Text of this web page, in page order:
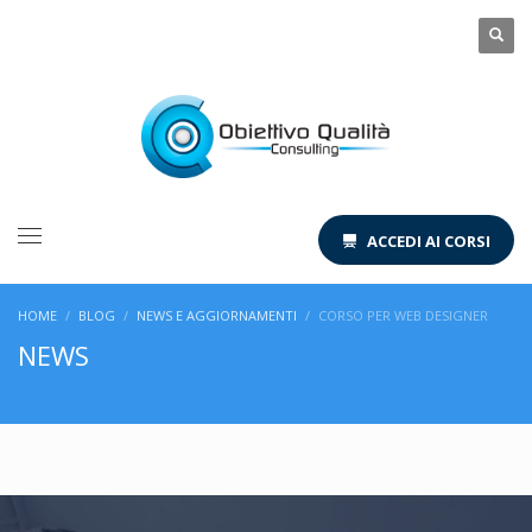
ACCEDI AI CORSI
HOME BLOG NEWS E AGGIORNAMENTI CORSO PER WEB DESIGNER
NEWS